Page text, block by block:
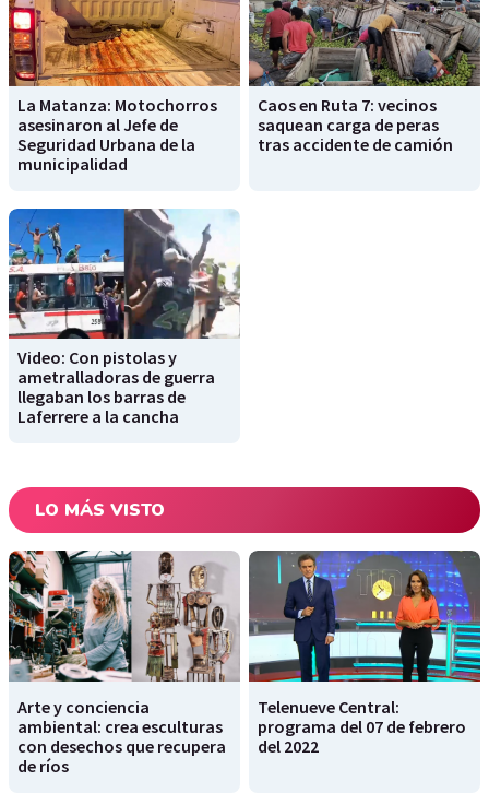
La Matanza: Motochorros
asesinaron al Jefe de
Seguridad Urbana de la
municipalidad
Caos en Ruta 7: vecinos
saquean carga de peras
tras accidente de camión
Video: Con pistolas y
ametralladoras de guerra
llegaban los barras de
Laferrere a la cancha
LO MÁS VISTO
Arte y conciencia
ambiental: crea esculturas
con desechos que recupera
de ríos
Telenueve Central:
programa del 07 de febrero
del 2022